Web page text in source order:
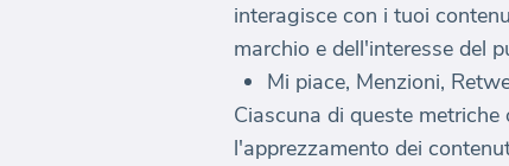
interagisce con i tuoi
marchio e dell'interesse del
Mi piace, Menzioni,
Ciascuna di queste
l'apprezzamento dei